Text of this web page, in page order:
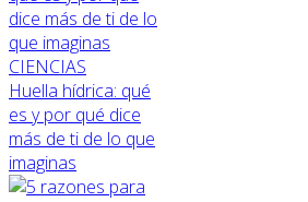
CIENCIAS
Huella hídrica: qué
es y por qué dice
más de ti de lo que
imaginas